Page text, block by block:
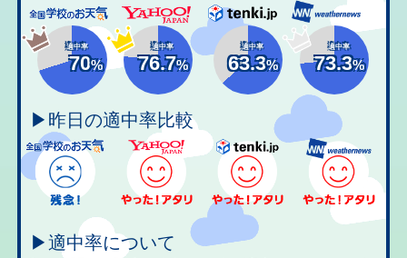
適中率
70%
適中率
76.7%
適中率
63.3%
適中率
73.3%
▶昨日の適中率比較
▶適中率について